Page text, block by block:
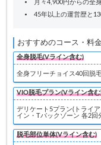
月々4,900円からの全
45年以上の運営歴と
おすすめのコース・料
全身脱毛(Vライン含む)
全身フリーチョイス40回脱
VIO脱毛プラン(Vライン含む
デリケート5プラン(トライ
イン・Tバックゾーン 各2回
脱毛部位単体(Vライン含む)